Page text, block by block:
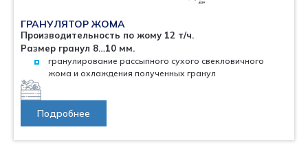
ГРАНУЛЯТОР ЖОМА
Производительность по жому 12 т/ч.
Размер гранул 8…10 мм.
гранулирование рассыпного сухого свекловичного
жома и охлаждения полученных гранул
Подробнее